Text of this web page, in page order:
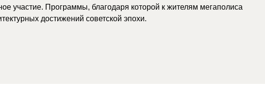
участие. Программы, благодаря которой к жителям мегаполиса
достижений советской эпохи.